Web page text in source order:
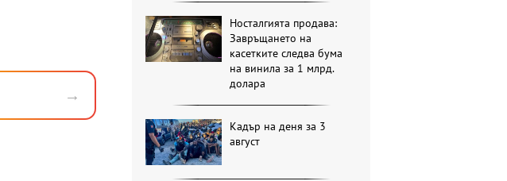
→
Носталгията продава:
Завръщането на
касетките следва бума
на винила за 1 млрд.
долара
Кадър на деня за 3
август